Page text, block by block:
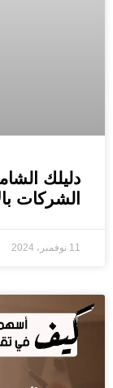
دليلك
الشركات
11 نوفمبر، 2024